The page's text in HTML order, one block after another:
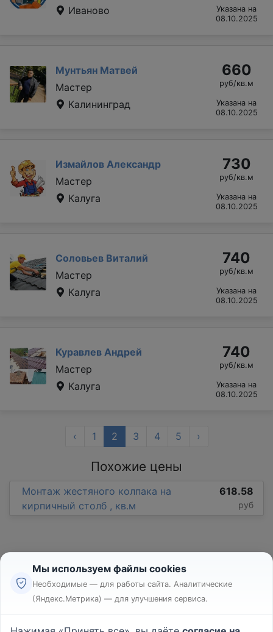
Иваново
Указана на
08.10.2025
Мунтьян Матвей
Мастер
Калининград
660
руб/кв.м
Указана на
08.10.2025
Измайлов Александр
Мастер
Калуга
730
руб/кв.м
Указана на
08.10.2025
Соловьев Виталий
Мастер
Калуга
740
руб/кв.м
Указана на
08.10.2025
Куравлев Андрей
Мастер
Калуга
740
руб/кв.м
Указана на
08.10.2025
‹ 1 2 3 4 5 ›
Похожие цены
Монтаж жестяного колпака на
кирпичный столб , кв.м
618.58
руб
Реклама
Мы используем файлы cookies
Необходимые — для работы сайта. Аналитические
(Яндекс.Метрика) — для улучшения сервиса.